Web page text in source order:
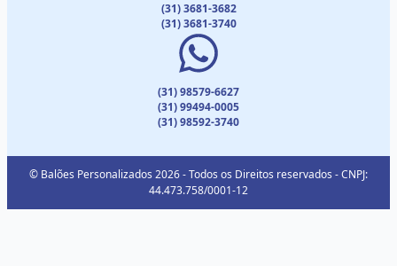
(31) 3681-3682
(31) 3681-3740
(31) 98579-6627
(31) 99494-0005
(31) 98592-3740
© Balões Personalizados 2026 - Todos os Direitos reservados - CNPJ:
44.473.758/0001-12